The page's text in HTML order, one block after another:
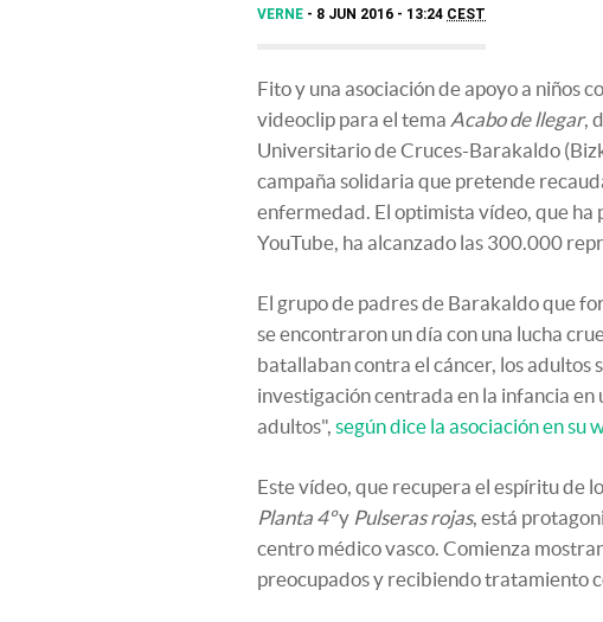
VERNE 8 JUN 2016 - 13:24 CEST
Fito y una asociación de apoyo a niños
videoclip para el tema Acabo de llegar,
Universitario de Cruces-Barakaldo (
campaña solidaria que pretende
enfermedad. El optimista vídeo, que ha
YouTube, ha alcanzado las 300.000
El grupo de padres de Barakaldo que
se encontraron un día con una lucha
batallaban contra el cáncer, los adultos
investigación centrada en la infancia
adultos", según dice la asociación en su
Este vídeo, que recupera el espíritu de
Planta 4ºy Pulseras rojas, está
centro médico vasco. Comienza
preocupados y recibiendo tratamiento